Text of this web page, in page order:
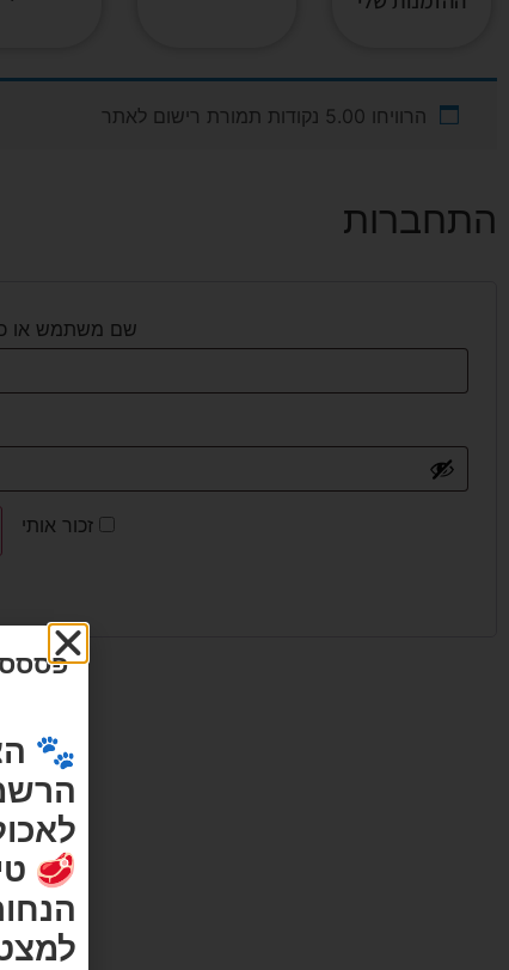
הרוויחו 5.00 נקודות תמורת רישום לאתר
התחברות
שם משתמש או
זכור אותי
🐾
🥩